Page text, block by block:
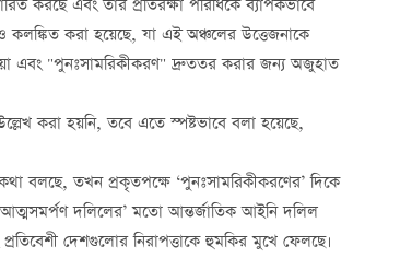
করছে এবং তার প্রতিরক্ষা পরিধিকে ব্যাপকভাবে
কলঙ্কিত করা হয়েছে, যা এই অঞ্চলের উত্তেজনাকে
এবং "পুনঃসামরিকীকরণ" দ্রুততর করার জন্য অজুহাত
করা হয়নি, তবে এতে স্পষ্টভাবে বলা হয়েছে,
বলছে, তখন প্রকৃতপক্ষে ‘পুনঃসামরিকীকরণের’ দিকে
দলিলের’ মতো আন্তর্জাতিক আইনি দলিল
দেশগুলোর নিরাপত্তাকে হুমকির মুখে ফেলছে।